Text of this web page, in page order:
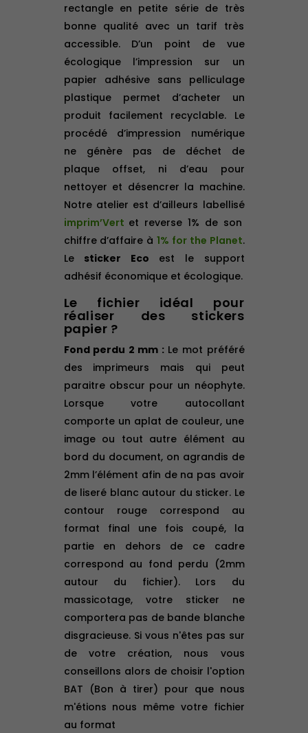
rectangle en petite série de très
bonne qualité avec un tarif très
accessible. D’un point de vue
écologique l’impression sur un
papier adhésive sans pelliculage
plastique permet d’acheter un
produit facilement recyclable. Le
procédé d’impression numérique
ne génère pas de déchet de
plaque offset, ni d’eau pour
nettoyer et désencrer la machine.
Notre atelier est d’ailleurs labellisé
imprim’Vert et reverse 1% de son
chiffre d’affaire à 1% for the Planet.
Le sticker Eco est le support
adhésif économique et écologique.
Le fichier idéal pour
réaliser des stickers
papier ?
Fond perdu 2 mm :Le mot préféré
des imprimeurs mais qui peut
paraitre obscur pour un néophyte.
Lorsque votre autocollant
comporte un aplat de couleur, une
image ou tout autre élément au
bord du document, on agrandis de
2mm l’élément afin de na pas avoir
de liseré blanc autour du sticker. Le
contour rouge correspond au
format final une fois coupé, la
partie en dehors de ce cadre
correspond au fond perdu (2mm
autour du fichier). Lors du
massicotage, votre sticker ne
comportera pas de bande blanche
disgracieuse. Si vous n'êtes pas sur
de votre création, nous vous
conseillons alors de choisir l'option
BAT (Bon à tirer) pour que nous
m'étions nous même votre fichier
au format